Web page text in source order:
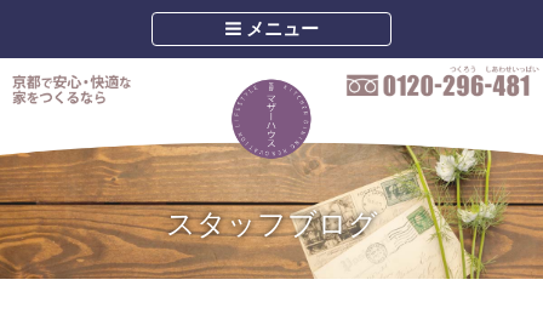
メニュー
スタッフブログ